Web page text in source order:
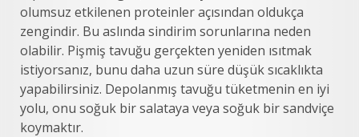
olumsuz etkilenen proteinler açısından oldukça
zengindir. Bu aslında sindirim sorunlarına neden
olabilir. Pişmiş tavuğu gerçekten yeniden ısıtmak
istiyorsanız, bunu daha uzun süre düşük sıcaklıkta
yapabilirsiniz. Depolanmış tavuğu tüketmenin en iyi
yolu, onu soğuk bir salataya veya soğuk bir sandviçe
koymaktır.